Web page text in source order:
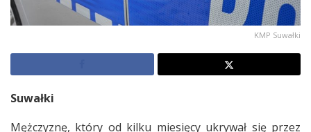
KMP Suwałki
Suwałki
Mężczyznę, który od kilku miesięcy ukrywał się przez